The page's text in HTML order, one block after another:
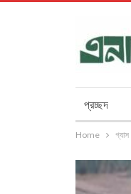
প্রচ্ছদ
Home গ্যাস